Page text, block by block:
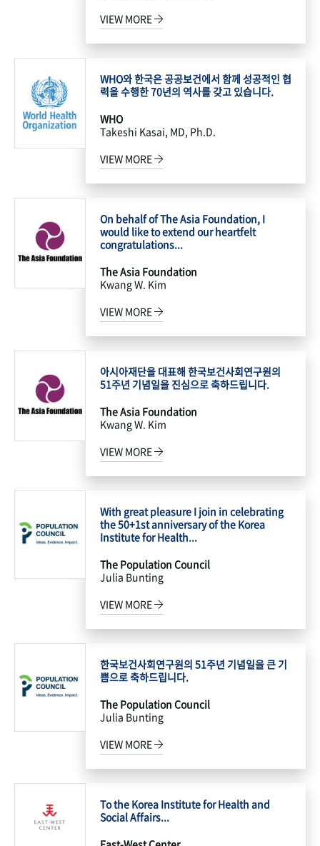
VIEW MORE
WHO와 한국은 공공보건에서 함께 성공적인 협
력을 수행한 70년의 역사를 갖고 있습니다.
WHO
Takeshi Kasai, MD, Ph.D.
VIEW MORE
On behalf of The Asia Foundation, I
would like to extend our heartfelt
congratulations...
The Asia Foundation
Kwang W. Kim
VIEW MORE
아시아재단을 대표해 한국보건사회연구원의
51주년 기념일을 진심으로 축하드립니다.
The Asia Foundation
Kwang W. Kim
VIEW MORE
With great pleasure I join in celebrating
the 50+1st anniversary of the Korea
Institute for Health...
The Population Council
Julia Bunting
VIEW MORE
한국보건사회연구원의 51주년 기념일을 큰 기
쁨으로 축하드립니다.
The Population Council
Julia Bunting
VIEW MORE
To the Korea Institute for Health and
Social Affairs...